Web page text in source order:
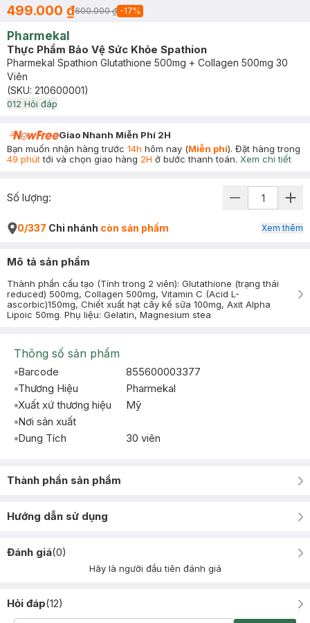
499.000 ₫600.000 ₫ -17%
Pharmekal
Thực Phẩm Bảo Vệ Sức Khỏe Spathion
Pharmekal Spathion Glutathione 500mg + Collagen 500mg 30
Viên
(SKU: 210600001)
012 Hỏi đáp
Giao Nhanh Miễn Phí 2H
Bạn muốn nhận hàng trước 14h hôm nay (Miễn phí). Đặt hàng trong
49 phúttới và chọn giao hàng 2H ở bước thanh toán. Xem chi tiết
Số lượng:
0/337 Chi nhánh còn sản phẩm Xem thêm
Mô tả sản phẩm
Thành phần cấu tạo (Tính trong 2 viên): Glutathione (trạng thái
reduced) 500mg, Collagen 500mg, Vitamin C (Acid L-
ascorbic)150mg, Chiết xuất hạt cây kế sữa 100mg, Axit Alpha
Lipoic 50mg. Phụ liệu: Gelatin, Magnesium stea
Thông số sản phẩm
Barcode
855600003377
Thương Hiệu
Pharmekal
Xuất xứ thương hiệu
Mỹ
Nơi sản xuất
Dung Tích
30 viên
Thành phần sản phẩm
Hướng dẫn sử dụng
Đánh giá(0)
Hãy là người đầu tiên đánh giá
Hỏi đáp(12)